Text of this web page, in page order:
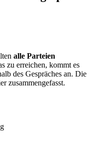
alle Parteien
zu erreichen, kommt es
des Gespräches an. Die
zusammengefasst.